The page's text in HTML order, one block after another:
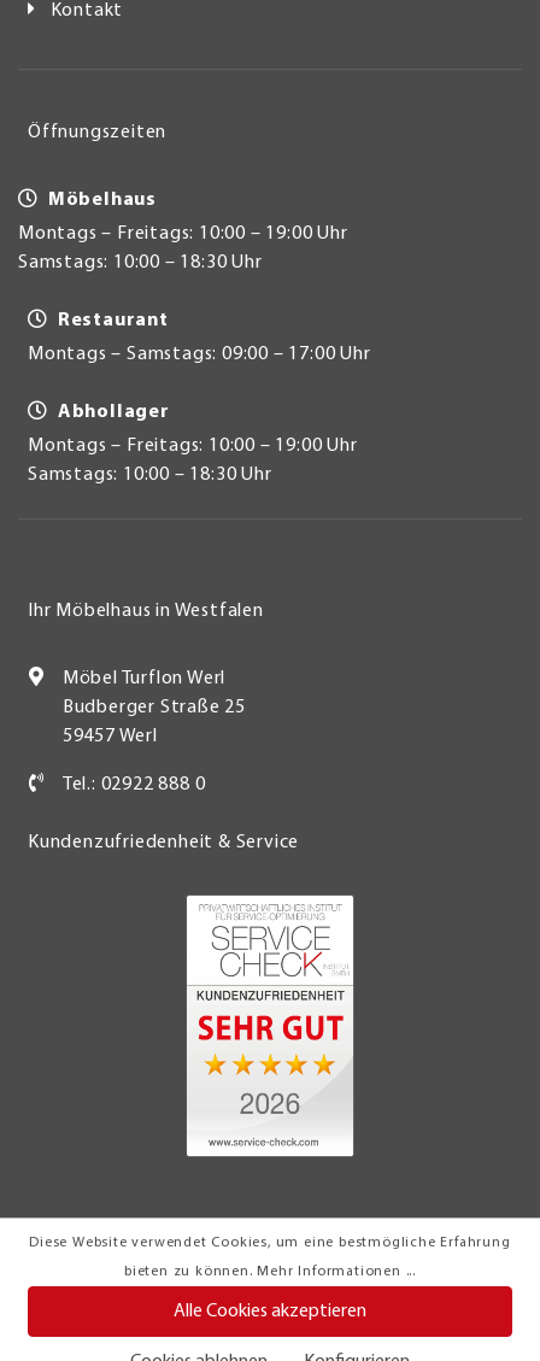
Diese Website verwendet Cookies, um eine bestmögliche Erfahrung
bieten zu können. Mehr Informationen ...
Alle Cookies akzeptieren
Kontakt
Öffnungszeiten
Möbelhaus
Montags – Freitags: 10:00 – 19:00 Uhr
Samstags: 10:00 – 18:30 Uhr
Restaurant
Montags – Samstags: 09:00 – 17:00 Uhr
Abhollager
Montags – Freitags: 10:00 – 19:00 Uhr
Samstags: 10:00 – 18:30 Uhr
Ihr Möbelhaus in Westfalen
Möbel Turflon Werl
Budberger Straße 25
59457 Werl
Tel.: 02922 888 0
Kundenzufriedenheit & Service
Klemens Münstermann GmbH & Co. KG